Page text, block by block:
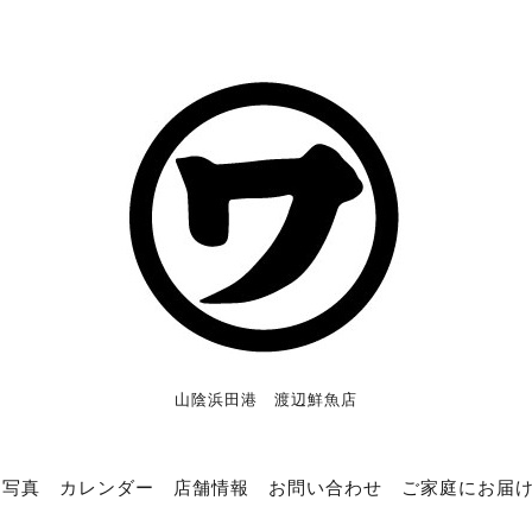
山陰浜田港 渡辺鮮魚店
写真 カレンダー 店舗情報 お問い合わせ ご家庭にお届け